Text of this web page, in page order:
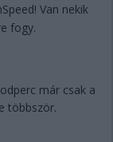
Van nekik
fogy.
már csak a
többször.